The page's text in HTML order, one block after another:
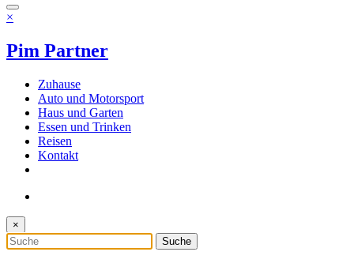
×
Pim Partner
Zuhause
Auto und Motorsport
Haus und Garten
Essen und Trinken
Reisen
Kontakt
×